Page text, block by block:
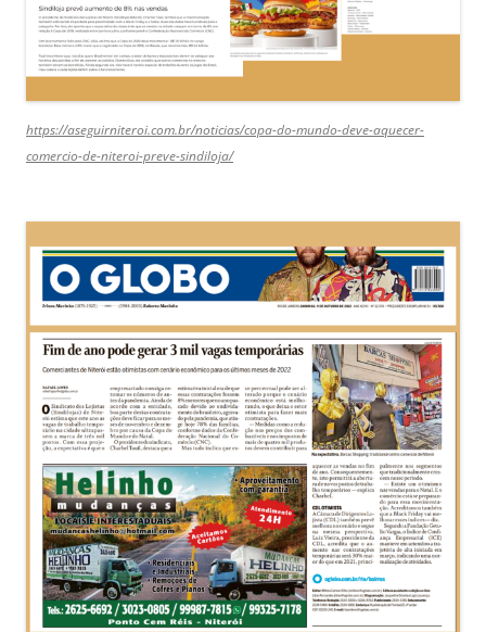
https://aseguirniteroi.com.br/noticias/copa-do-mundo-deve-aquecer-
comercio-de-niteroi-preve-sindiloja/